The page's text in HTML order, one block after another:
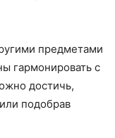
предметами
гармонировать с
достичь,
подобрав